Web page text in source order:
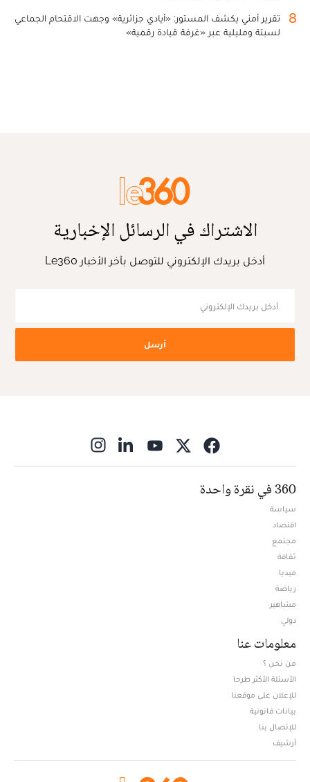
8
تقرير أمني يكشف المستور: «أيادي جزائرية» وجهت الاقتحام الجماعي
لسبتة ومليلية عبر «غرفة قيادة رقمية»
الاشتراك في الرسائل الإخبارية
أدخل بريدك الإلكتروني للتوصل بآخر الأخبار Le360
أرسل
360 في نقرة واحدة
سياسة
اقتصاد
مجتمع
ثقافة
ميديا
رياضة
مشاهير
دولي
معلومات عنا
من نحن ؟
الأسئلة الأكثر طرحا
للإعلان على موقعنا
بيانات قانونية
للإتصال بنا
أرشيف